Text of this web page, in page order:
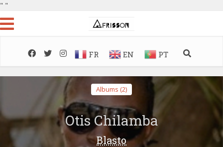
" "
FR EN PT
Albums (2)
Otis Chilamba
Blasto